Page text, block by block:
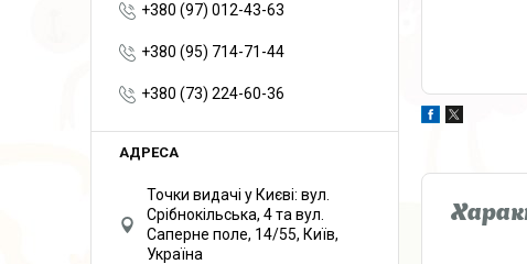
+380 (97) 012-43-63
+380 (95) 714-71-44
+380 (73) 224-60-36
Точки видачі у Києві: вул.
Срібнокільська, 4 та вул.
Саперне поле, 14/55, Київ,
Україна